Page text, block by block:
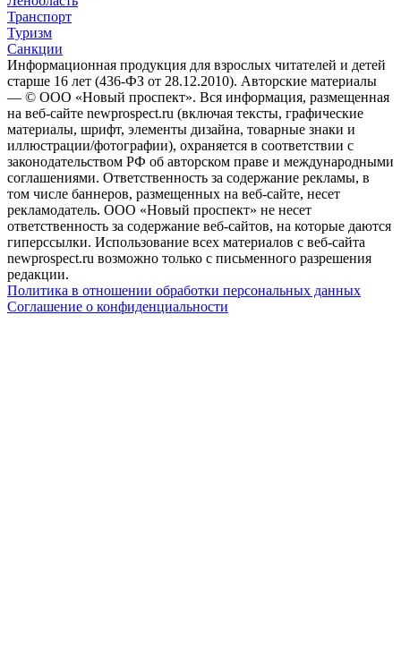
Транспорт
Туризм
Санкции
Информационная продукция для взрослых читателей и детей
старше 16 лет (436-ФЗ от 28.12.2010). Авторские материалы
— © ООО «Новый проспект». Вся информация, размещенная
на веб-сайте newprospect.ru (включая тексты, графические
материалы, шрифт, элементы дизайна, товарные знаки и
иллюстрации/фотографии), охраняется в соответствии с
законодательством РФ об авторском праве и международными
соглашениями. Ответственность за содержание рекламы, в
том числе баннеров, размещенных на веб-сайте, несет
рекламодатель. ООО «Новый проспект» не несет
ответственность за содержание веб-сайтов, на которые даются
гиперссылки. Использование всех материалов с веб-сайта
newprospect.ru возможно только с письменного разрешения
редакции.
Политика в отношении обработки персональных данных
Соглашение о конфиденциальности